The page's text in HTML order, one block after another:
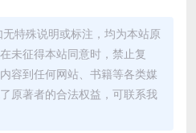
特殊说明或标注，均为本站原
未征得本站同意时，禁止复
容到任何网站、书籍等各类媒
原著者的合法权益，可联系我